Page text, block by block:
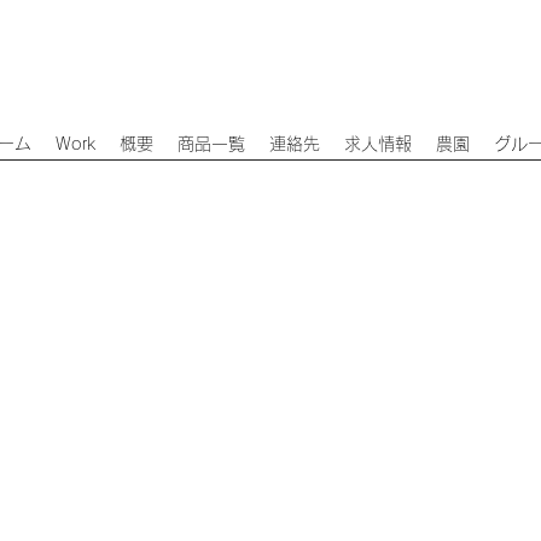
ム Work 概要 商品一覧 連絡先 求人情報 農園 グル